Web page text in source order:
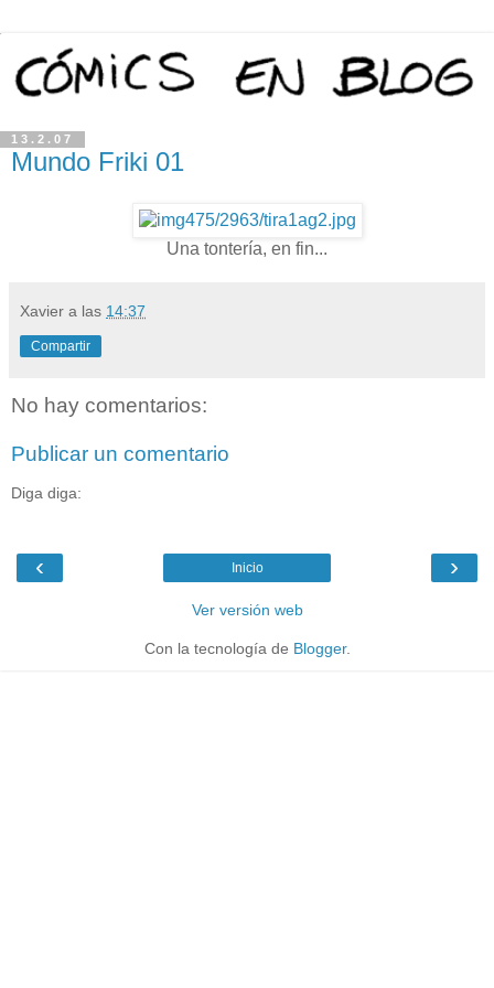
13.2.07
Mundo Friki 01
Una tontería, en fin...
Xavier a las 14:37
Compartir
No hay comentarios:
Publicar un comentario
Diga diga:
‹ ›
Inicio
Ver versión web
Con la tecnología de Blogger.